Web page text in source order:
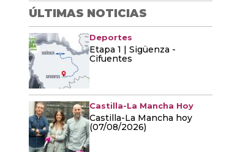
ÚLTIMAS NOTICIAS
Deportes
Etapa 1 | Sigüenza -
Cifuentes
Castilla-La Mancha Hoy
Castilla-La Mancha hoy
(07/08/2026)